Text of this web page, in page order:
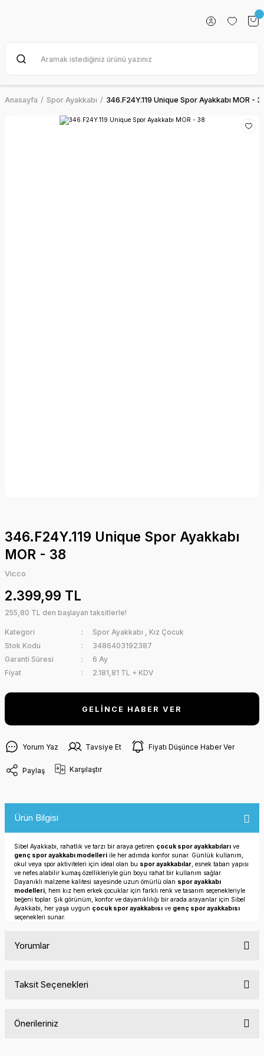
Anasayfa Spor Ayakkabı 346.F24Y.119 Unique Spor Ayakkabı MOR -
346.F24Y.119 Unique Spor Ayakkabı
MOR - 38
Vicco
2.399,99 TL
255,80 TL den başlayan taksitlerle!
Kategori Spor Ayakkabı , Kız Çocuk
Stok Kodu
3486403192387
Garanti Süresi
6 Ay
Fiyat
2.181,81 TL + KDV
GELİNCE HABER VER
Yorum Yaz Tavsiye Et Fiyatı Düşünce Haber Ver
Paylaş Karşılaştır
Ürün Bilgisi
Sibel Ayakkabı, rahatlık ve tarzı bir araya getiren çocuk spor ayakkabıları ve
genç spor ayakkabı modelleri ile her adımda konfor sunar. Günlük kullanım,
okul veya spor aktiviteleri için ideal olan bu spor ayakkabılar , esnek taban yapısı
ve nefes alabilir kumaş özellikleriyle gün boyu rahat bir kullanım sağlar.
Dayanıklı malzeme kalitesi sayesinde uzun ömürlü olan spor ayakkabı
modelleri , hem kız hem erkek çocuklar için farklı renk ve tasarım seçenekleriyle
beğeni toplar. Şık görünüm, konfor ve dayanıklılığı bir arada arayanlar için Sibel
Ayakkabı, her yaşa uygun çocuk spor ayakkabısı ve genç spor ayakkabısı
seçenekleri sunar.
Yorumlar
Taksit Seçenekleri
Önerileriniz